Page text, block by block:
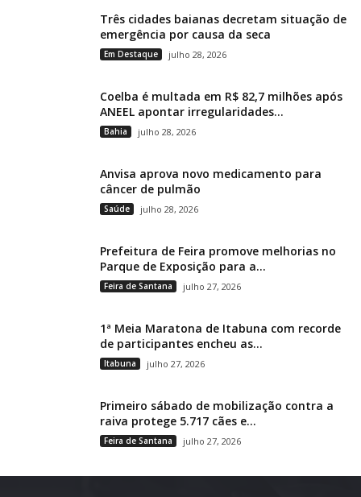
Três cidades baianas decretam situação de
emergência por causa da seca
Em Destaque julho 28, 2026
Coelba é multada em R$ 82,7 milhões após
ANEEL apontar irregularidades...
Bahia julho 28, 2026
Anvisa aprova novo medicamento para
câncer de pulmão
Saúde julho 28, 2026
Prefeitura de Feira promove melhorias no
Parque de Exposição para a...
Feira de Santana julho 27, 2026
1ª Meia Maratona de Itabuna com recorde
de participantes encheu as...
Itabuna julho 27, 2026
Primeiro sábado de mobilização contra a
raiva protege 5.717 cães e...
Feira de Santana julho 27, 2026